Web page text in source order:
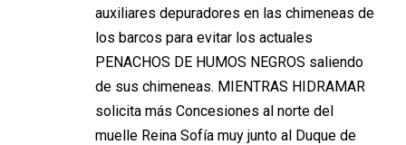
auxiliares depuradores en las chimeneas de
los barcos para evitar los actuales
PENACHOS DE HUMOS NEGROS saliendo
de sus chimeneas. MIENTRAS HIDRAMAR
solicita más Concesiones al norte del
muelle Reina Sofía muy junto al Duque de